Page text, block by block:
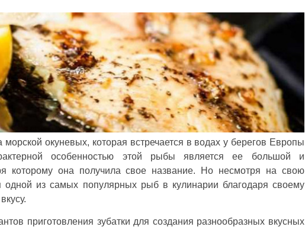
морской окуневых, которая встречается в водах у берегов Европы
особенностью этой рыбы является ее большой и
которому она получила свое название. Но несмотря на свою
одной из самых популярных рыб в кулинарии благодаря своему
приготовления зубатки для создания разнообразных вкусных